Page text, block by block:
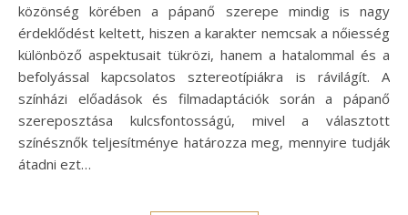
közönség körében a pápanő szerepe mindig is nagy
érdeklődést keltett, hiszen a karakter nemcsak a nőiesség
különböző aspektusait tükrözi, hanem a hatalommal és a
befolyással kapcsolatos sztereotípiákra is rávilágít. A
színházi előadások és filmadaptációk során a pápanő
szereposztása kulcsfontosságú, mivel a választott
színésznők teljesítménye határozza meg, mennyire tudják
átadni ezt…